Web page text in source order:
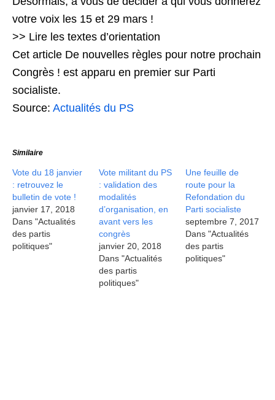
votre voix les 15 et 29 mars !
>> Lire les textes d’orientation
Cet article De nouvelles règles pour notre prochain
Congrès ! est apparu en premier sur Parti
socialiste.
Source: Actualités du PS
Similaire
Vote du 18 janvier
: retrouvez le
bulletin de vote !
janvier 17, 2018
Dans "Actualités
des partis
politiques"
Vote militant du PS
: validation des
modalités
d’organisation, en
avant vers les
congrès
janvier 20, 2018
Dans "Actualités
des partis
politiques"
Une feuille de
route pour la
Refondation du
Parti socialiste
septembre 7, 2017
Dans "Actualités
des partis
politiques"